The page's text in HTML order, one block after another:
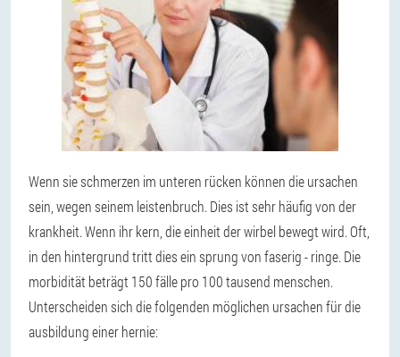
Wenn sie schmerzen im unteren rücken können die ursachen
sein, wegen seinem leistenbruch. Dies ist sehr häufig von der
krankheit. Wenn ihr kern, die einheit der wirbel bewegt wird. Oft,
in den hintergrund tritt dies ein sprung von faserig - ringe. Die
morbidität beträgt 150 fälle pro 100 tausend menschen.
Unterscheiden sich die folgenden möglichen ursachen für die
ausbildung einer hernie: